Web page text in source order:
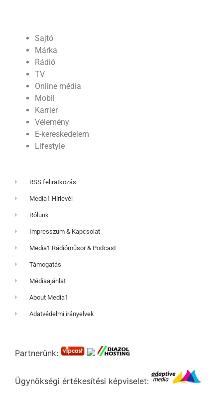
Sajtó
Márka
Rádió
TV
Online média
Mobil
Karrier
Vélemény
E-kereskedelem
Lifestyle
RSS feliratkozás
Media1 Hírlevél
Rólunk
Impresszum & Kapcsolat
Media1 Rádióműsor & Podcast
Támogatás
Médiaajánlat
About Media1
Adatvédelmi irányelvek
Partnerünk:
Ügynökségi értékesítési képviselet: